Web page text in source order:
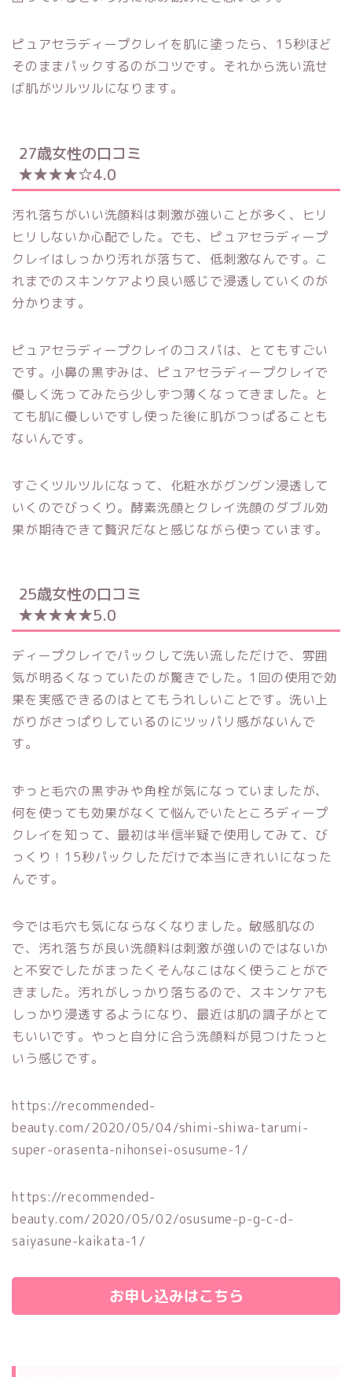
ピュアセラディープクレイを肌に塗ったら、15秒ほど
そのままパックするのがコツです。それから洗い流せ
ば肌がツルツルになります。
27歳女性の口コミ
★★★★☆4.0
汚れ落ちがいい洗顔料は刺激が強いことが多く、ヒリ
ヒリしないか心配でした。でも、ピュアセラディープ
クレイはしっかり汚れが落ちて、低刺激なんです。こ
れまでのスキンケアより良い感じで浸透していくのが
分かります。
ピュアセラディープクレイのコスパは、とてもすごい
です。小鼻の黒ずみは、ピュアセラディープクレイで
優しく洗ってみたら少しずつ薄くなってきました。と
ても肌に優しいですし使った後に肌がつっぱることも
ないんです。
すごくツルツルになって、化粧水がグングン浸透して
いくのでびっくり。酵素洗顔とクレイ洗顔のダブル効
果が期待できて贅沢だなと感じながら使っています。
25歳女性の口コミ
★★★★★5.0
ディープクレイでパックして洗い流しただけで、雰囲
気が明るくなっていたのが驚きでした。1回の使用で効
果を実感できるのはとてもうれしいことです。洗い上
がりがさっぱりしているのにツッパリ感がないんで
す。
ずっと毛穴の黒ずみや角栓が気になっていましたが、
何を使っても効果がなくて悩んでいたところディープ
クレイを知って、最初は半信半疑で使用してみて、び
っくり！15秒パックしただけで本当にきれいになった
んです。
今では毛穴も気にならなくなりました。敏感肌なの
で、汚れ落ちが良い洗顔料は刺激が強いのではないか
と不安でしたがまったくそんなこはなく使うことがで
きました。汚れがしっかり落ちるので、スキンケアも
しっかり浸透するようになり、最近は肌の調子がとて
もいいです。やっと自分に合う洗顔料が見つけたっと
いう感じです。
https://recommended-
beauty.com/2020/05/04/shimi-shiwa-tarumi-
super-orasenta-nihonsei-osusume-1/
https://recommended-
beauty.com/2020/05/02/osusume-p-g-c-d-
saiyasune-kaikata-1/
お申し込みはこちら